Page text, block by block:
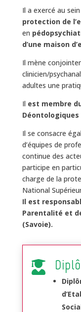
Il a exercé au
protection de
en
d’une maison
Il mène
clinicien/
adultes une
Il est membre
Il se consacre
d’équipes de
continue des
participe en
charge de la
National
Il est
Parentalité et
(Savoie).
